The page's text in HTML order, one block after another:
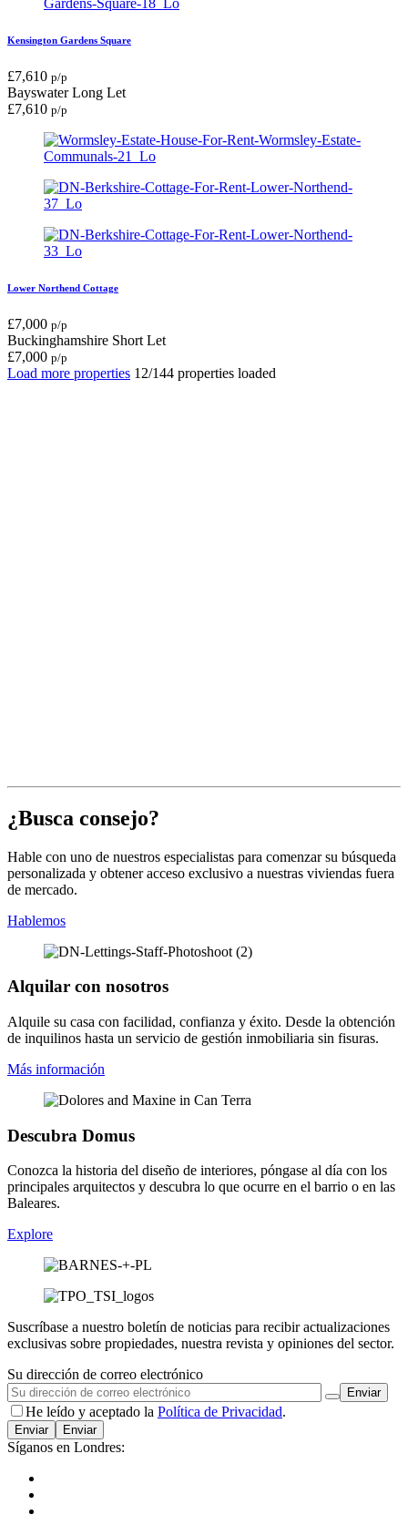
Kensington Gardens Square
£7,610 p/p
Bayswater Long Let
£7,610 p/p
Lower Northend Cottage
£7,000 p/p
Buckinghamshire Short Let
£7,000 p/p
Load more properties 12/144 properties loaded
¿Busca consejo?
Hable con uno de nuestros especialistas para comenzar su búsqueda
personalizada y obtener acceso exclusivo a nuestras viviendas fuera
de mercado.
Hablemos
Alquilar con nosotros
Alquile su casa con facilidad, confianza y éxito. Desde la obtención
de inquilinos hasta un servicio de gestión inmobiliaria sin fisuras.
Más información
Descubra Domus
Conozca la historia del diseño de interiores, póngase al día con los
principales arquitectos y descubra lo que ocurre en el barrio o en las
Baleares.
Explore
Suscríbase a nuestro boletín de noticias para recibir actualizaciones
exclusivas sobre propiedades, nuestra revista y opiniones del sector.
Su dirección de correo electrónico
He leído y aceptado la Política de Privacidad.
Enviar
Síganos en Londres: